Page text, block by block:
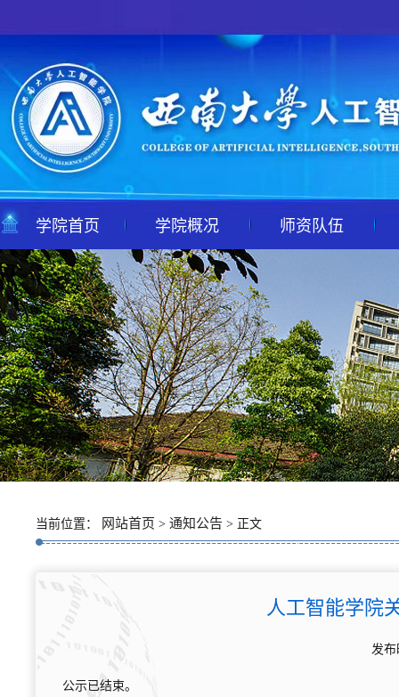
学院首页 学院概况 师资队伍
当前位置： 网站首页 > 通知公告 > 正文
人工智能学院
发
公示已结束。